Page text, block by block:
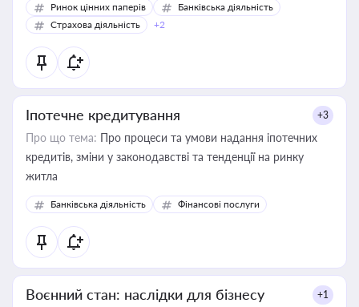
Ринок цінних паперів
Банківська діяльність
Страхова діяльність
+2
Іпотечне кредитування +3
Про що тема: Про процеси та умови надання іпотечних
кредитів, зміни у законодавстві та тенденції на ринку
житла
Банківська діяльність Фінансові послуги
Воєнний стан: наслідки для бізнесу +1